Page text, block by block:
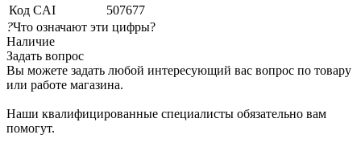
Код CAI
507677
?Что означают эти цифры?
Наличие
Задать вопрос
Вы можете задать любой интересующий вас вопрос по товару
или работе магазина.
Наши квалифицированные специалисты обязательно вам
помогут.